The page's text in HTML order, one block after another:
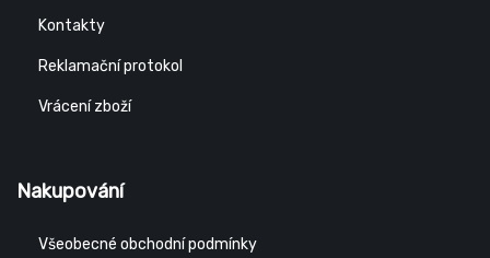
Kontakty
Reklamační protokol
Vrácení zboží
Nakupování
Všeobecné obchodní podmínky